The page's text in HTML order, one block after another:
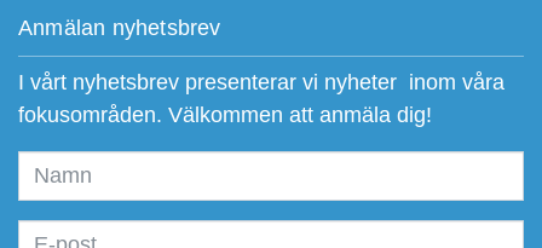
Anmälan nyhetsbrev
I vårt nyhetsbrev presenterar vi nyheter inom våra
fokusområden. Välkommen att anmäla dig!